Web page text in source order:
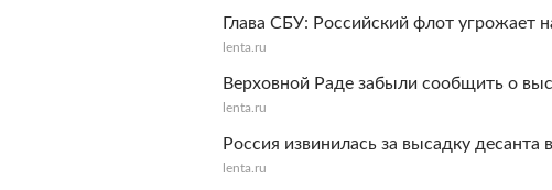
Глава СБУ: Российский флот угрожает
lenta.ru
Верховной Раде забыли сообщить о
lenta.ru
Россия извинилась за высадку десанта
lenta.ru